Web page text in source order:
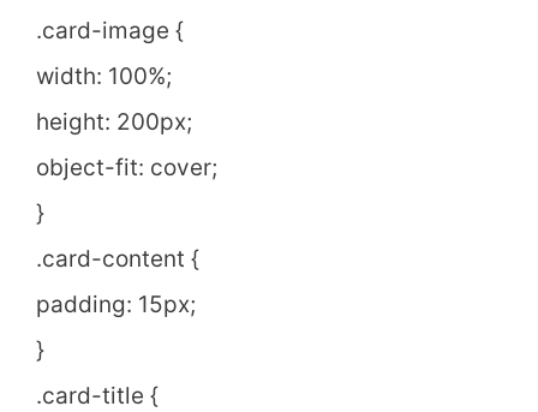
.card-image {
width: 100%;
height: 200px;
object-fit: cover;
}
.card-content {
padding: 15px;
}
.card-title {